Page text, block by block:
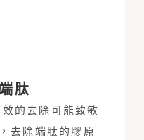
肽
的去除可能致敏
去除端肽的膠原